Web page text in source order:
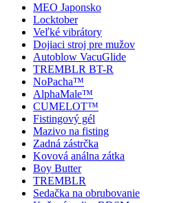
MEO Japonsko
Locktober
Veľké vibrátory
Dojiaci stroj pre mužov
Autoblow VacuGlide
TREMBLR BT-R
NoPacha™
AlphaMale™
CUMELOT™
Fistingový gél
Mazivo na fisting
Zadná zástrčka
Kovová análna zátka
Boy Butter
TREMBLR
Sedačka na obrubovanie